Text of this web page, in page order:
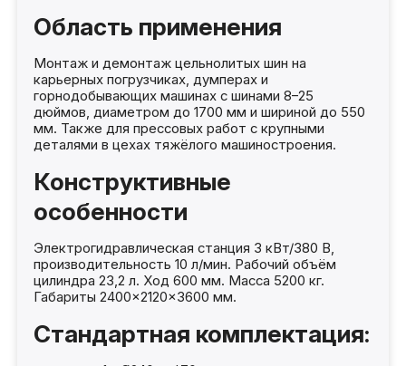
Область применения
Монтаж и демонтаж цельнолитых шин на
карьерных погрузчиках, думперах и
горнодобывающих машинах с шинами 8–25
дюймов, диаметром до 1700 мм и шириной до 550
мм. Также для прессовых работ с крупными
деталями в цехах тяжёлого машиностроения.
Конструктивные
особенности
Электрогидравлическая станция 3 кВт/380 В,
производительность 10 л/мин. Рабочий объём
цилиндра 23,2 л. Ход 600 мм. Масса 5200 кг.
Габариты 2400×2120×3600 мм.
Стандартная комплектация: